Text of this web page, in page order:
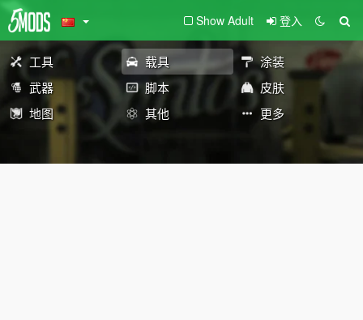
Show Adult 登入
工具 载具
涂装
武器
脚本
皮肤
地图
其他 更多